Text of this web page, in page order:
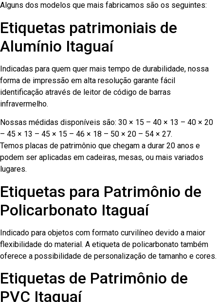
Alguns dos modelos que mais fabricamos são os seguintes:
Etiquetas patrimoniais de
Alumínio Itaguaí
Indicadas para quem quer mais tempo de durabilidade, nossa
forma de impressão em alta resolução garante fácil
identificação através de leitor de código de barras
infravermelho.
Nossas médidas disponíveis são: 30 × 15 – 40 × 13 – 40 × 20
– 45 × 13 – 45 × 15 – 46 × 18 – 50 × 20 – 54 × 27.
Temos placas de patrimônio que chegam a durar 20 anos e
podem ser aplicadas em cadeiras, mesas, ou mais variados
lugares.
Etiquetas para Patrimônio de
Policarbonato Itaguaí
Indicado para objetos com formato curvilíneo devido a maior
flexibilidade do material. A etiqueta de policarbonato também
oferece a possibilidade de personalização de tamanho e cores.
Etiquetas de Patrimônio de
PVC Itaguaí